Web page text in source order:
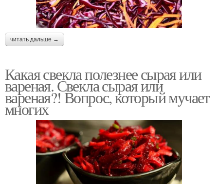
читать дальше →
Какая свекла полезнее сырая или
вареная. Свекла сырая или
вареная?! Вопрос, который мучает
многих